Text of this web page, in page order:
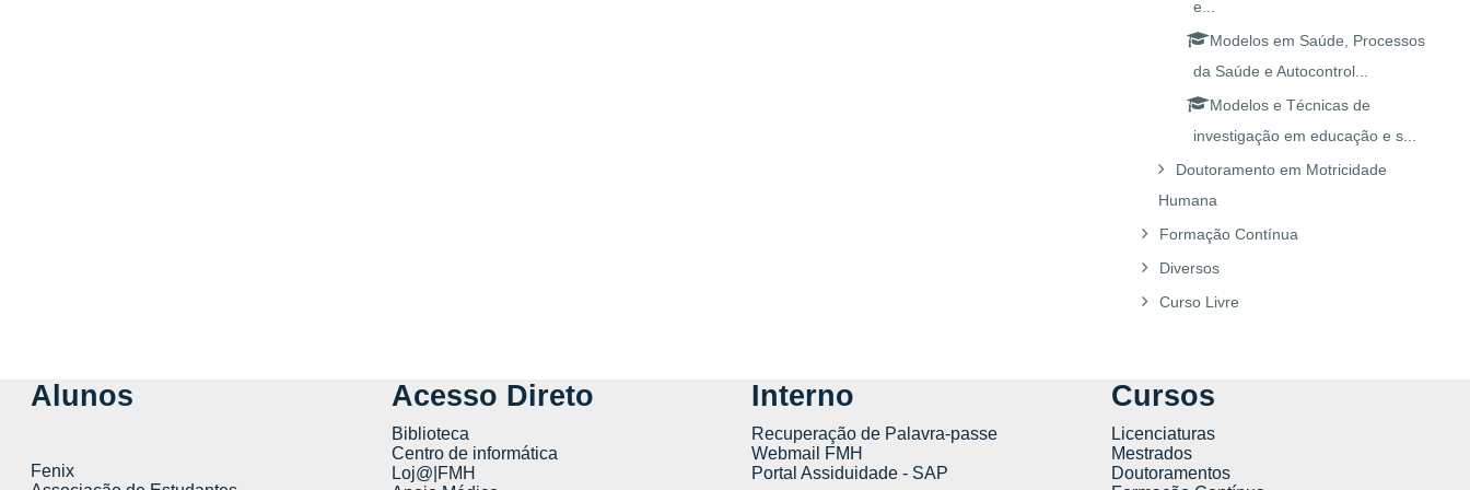
e...
Modelos em Saúde, Processos
da Saúde e Autocontrol...
Modelos e Técnicas de
investigação em educação e s...
Doutoramento em Motricidade
Humana
Formação Contínua
Diversos
Curso Livre
Alunos
Fenix
Acesso Direto
Biblioteca
Centro de informática
Loj@|FMH
Interno
Recuperação de Palavra-passe
Webmail FMH
Portal Assiduidade - SAP
Cursos
Licenciaturas
Mestrados
Doutoramentos